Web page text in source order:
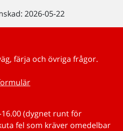
2026-05-22
färja och övriga frågor.
(dygnet runt för
fel som kräver omedelbar